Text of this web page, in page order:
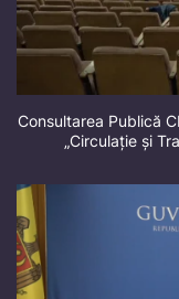
Consultarea Publică
„Circulație și